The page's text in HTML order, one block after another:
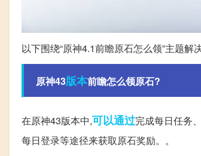
以下围绕“原神4.1前瞻原石怎么领”主题解
原神43版本前瞻怎么领原石?
在原神43版本中,可以通过完成每日任务
每日登录等途径来获取原石奖励。。